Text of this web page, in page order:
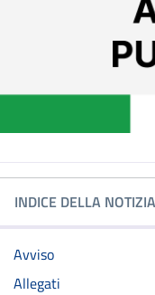
INDICE DELLA NOTIZIA
Avviso
Allegati